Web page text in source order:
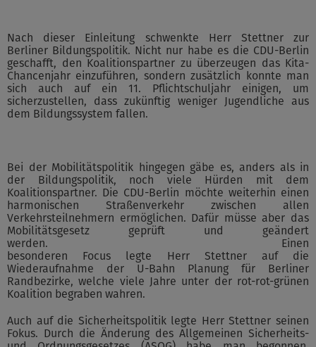
Nach dieser Einleitung schwenkte Herr Stettner zur
Berliner Bildungspolitik. Nicht nur habe es die CDU-Berlin
geschafft, den Koalitionspartner zu überzeugen das Kita-
Chancenjahr einzuführen, sondern zusätzlich konnte man
sich auch auf ein 11. Pflichtschuljahr einigen, um
sicherzustellen, dass zukünftig weniger Jugendliche aus
dem Bildungssystem fallen.
Bei der Mobilitätspolitik hingegen gäbe es, anders als in
der Bildungspolitik, noch viele Hürden mit dem
Koalitionspartner. Die CDU-Berlin möchte weiterhin einen
harmonischen Straßenverkehr zwischen allen
Verkehrsteilnehmern ermöglichen. Dafür müsse aber das
Mobilitätsgesetz geprüft und geändert
werden. Einen
besonderen Focus legte Herr Stettner auf die
Wiederaufnahme der U-Bahn Planung für Berliner
Randbezirke, welche viele Jahre unter der rot-rot-grünen
Koalition begraben wahren.
Auch auf die Sicherheitspolitik legte Herr Stettner seinen
Fokus. Durch die Änderung des Allgemeinen Sicherheits-